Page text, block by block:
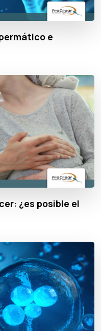
e
¿es posible el